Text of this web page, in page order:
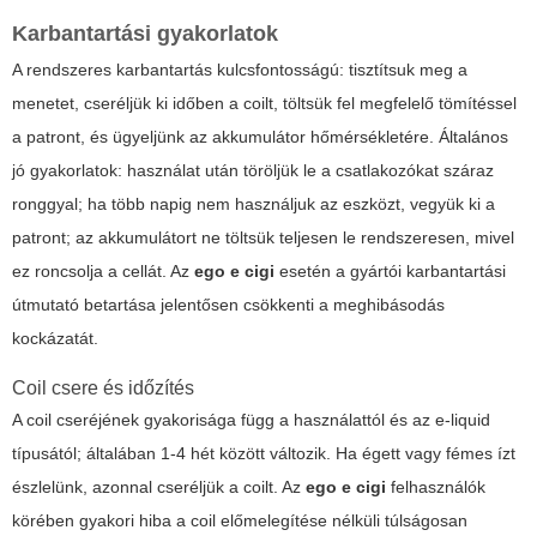
Karbantartási gyakorlatok
A rendszeres karbantartás kulcsfontosságú: tisztítsuk meg a
menetet, cseréljük ki időben a coilt, töltsük fel megfelelő tömítéssel
a patront, és ügyeljünk az akkumulátor hőmérsékletére. Általános
jó gyakorlatok: használat után töröljük le a csatlakozókat száraz
ronggyal; ha több napig nem használjuk az eszközt, vegyük ki a
patront; az akkumulátort ne töltsük teljesen le rendszeresen, mivel
ez roncsolja a cellát. Az ego e cigi esetén a gyártói karbantartási
útmutató betartása jelentősen csökkenti a meghibásodás
kockázatát.
Coil csere és időzítés
A coil cseréjének gyakorisága függ a használattól és az e-liquid
típusától; általában 1-4 hét között változik. Ha égett vagy fémes ízt
észlelünk, azonnal cseréljük a coilt. Az ego e cigi felhasználók
körében gyakori hiba a coil előmelegítése nélküli túlságosan